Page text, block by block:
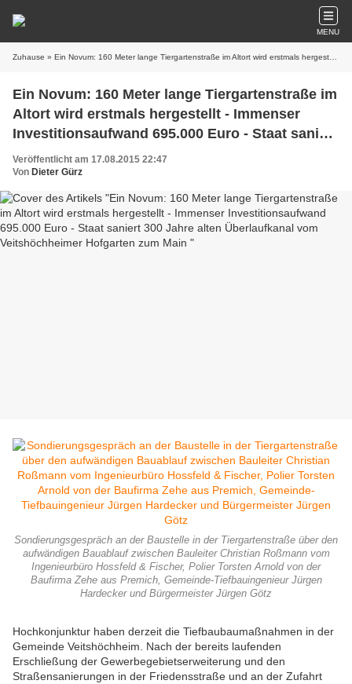
MENU
Zuhause » Ein Novum: 160 Meter lange Tiergartenstraße im Altort wird erstmals hergestellt - Immenser Investitionsaufwand 695.000 Euro - Staat saniert 300 Jahre alten Überlaufkanal vom Veitshöchheimer Hofgarten zum Main
Ein Novum: 160 Meter lange Tiergartenstraße im
Altort wird erstmals hergestellt - Immenser
Investitionsaufwand 695.000 Euro - Staat saniert
300 Jahre alten Überlaufkanal vom
Veitshöchheimer Hofgarten zum Main
Veröffentlicht am 17.08.2015 22:47
Von Dieter Gürz
Sondierungsgespräch an der Baustelle in der Tiergartenstraße über den
aufwändigen Bauablauf zwischen Bauleiter Christian Roßmann vom
Ingenieurbüro Hossfeld & Fischer, Polier Torsten Arnold von der
Baufirma Zehe aus Premich, Gemeinde-Tiefbauingenieur Jürgen
Hardecker und Bürgermeister Jürgen Götz
Hochkonjunktur haben derzeit die Tiefbaubaumaßnahmen in der
Gemeinde Veitshöchheim. Nach der bereits laufenden
Erschließung der Gewerbegebietserweiterung und den
Straßensanierungen in der Friedensstraße und an der Zufahrt